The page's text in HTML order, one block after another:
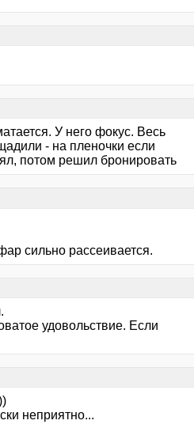
У него фокус. Весь
- на пленочки если
потом решил бронировать
сильно рассеивается.
удовольствие. Если
неприятно...